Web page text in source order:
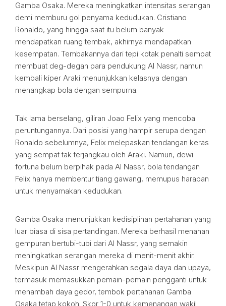
Gamba Osaka. Mereka meningkatkan intensitas serangan
demi memburu gol penyama kedudukan. Cristiano
Ronaldo, yang hingga saat itu belum banyak
mendapatkan ruang tembak, akhirnya mendapatkan
kesempatan. Tembakannya dari tepi kotak penalti sempat
membuat deg-degan para pendukung Al Nassr, namun
kembali kiper Araki menunjukkan kelasnya dengan
menangkap bola dengan sempurna.
Tak lama berselang, giliran Joao Felix yang mencoba
peruntungannya. Dari posisi yang hampir serupa dengan
Ronaldo sebelumnya, Felix melepaskan tendangan keras
yang sempat tak terjangkau oleh Araki. Namun, dewi
fortuna belum berpihak pada Al Nassr, bola tendangan
Felix hanya membentur tiang gawang, memupus harapan
untuk menyamakan kedudukan.
Gamba Osaka menunjukkan kedisiplinan pertahanan yang
luar biasa di sisa pertandingan. Mereka berhasil menahan
gempuran bertubi-tubi dari Al Nassr, yang semakin
meningkatkan serangan mereka di menit-menit akhir.
Meskipun Al Nassr mengerahkan segala daya dan upaya,
termasuk memasukkan pemain-pemain pengganti untuk
menambah daya gedor, tembok pertahanan Gamba
Osaka tetap kokoh. Skor 1-0 untuk kemenangan wakil